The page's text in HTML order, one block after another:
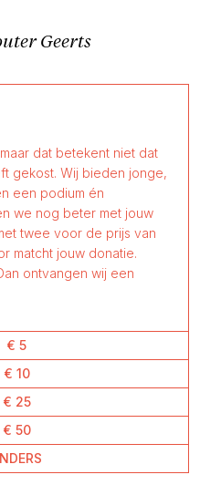
Geerts
dat betekent niet dat
gekost. Wij bieden jonge,
een podium én
we nog beter met jouw
twee voor de prijs van
matcht jouw donatie.
ontvangen wij een
€ 5
€ 10
€ 25
€ 50